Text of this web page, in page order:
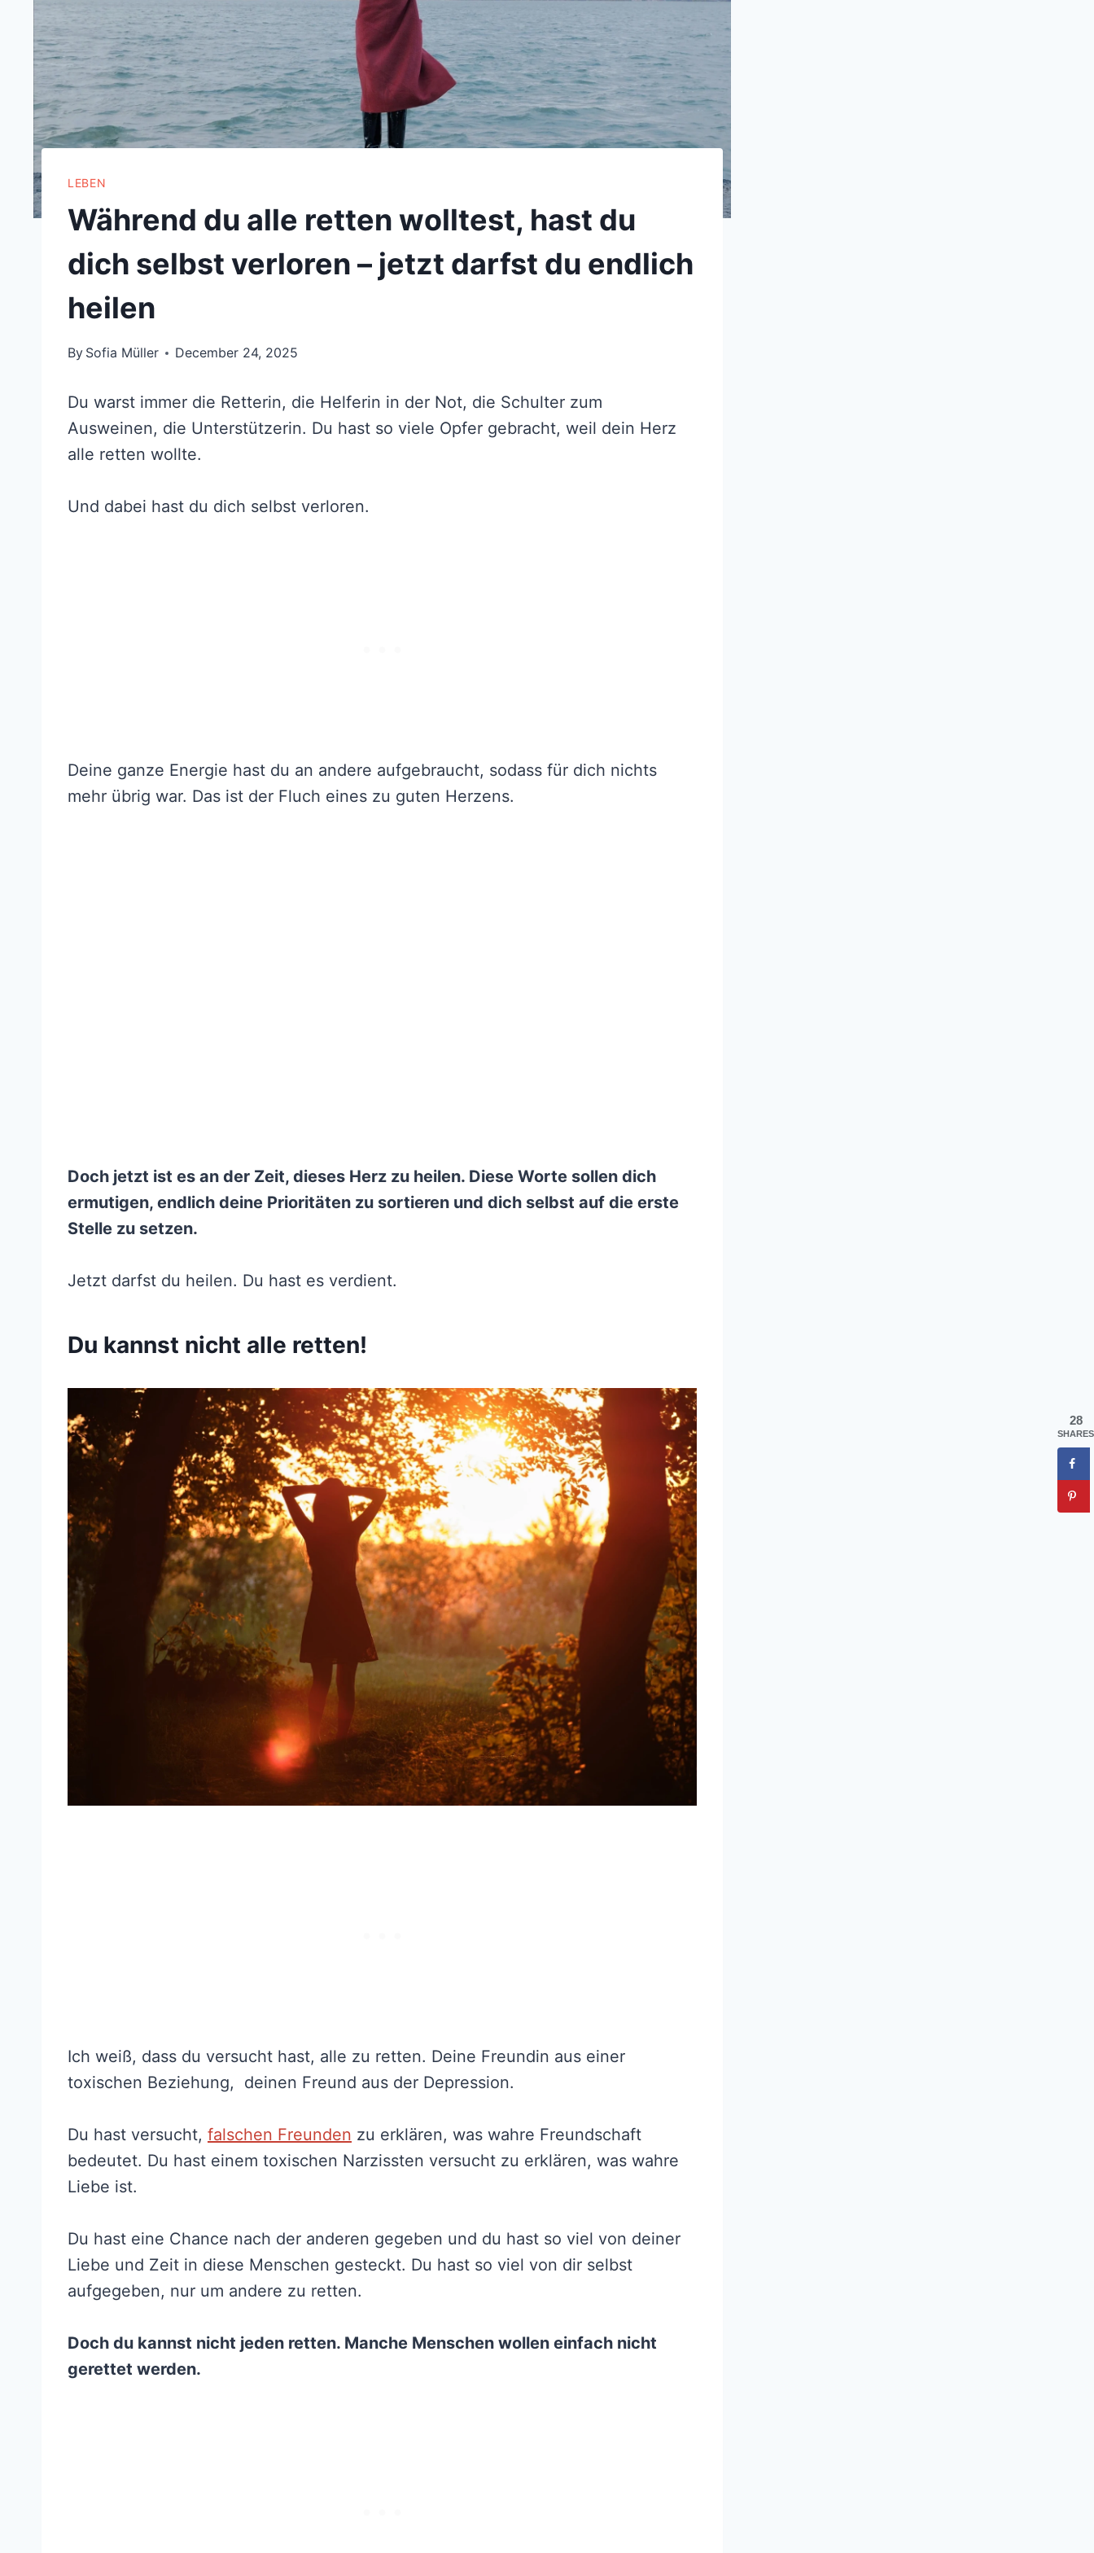
LEBEN
Während du alle retten wolltest, hast du
dich selbst verloren – jetzt darfst du endlich
heilen
By Sofia Müller December 24, 2025
Du warst immer die Retterin, die Helferin in der Not, die Schulter zum
Ausweinen, die Unterstützerin. Du hast so viele Opfer gebracht, weil dein Herz
alle retten wollte.
Und dabei hast du dich selbst verloren.
Deine ganze Energie hast du an andere aufgebraucht, sodass für dich nichts
mehr übrig war. Das ist der Fluch eines zu guten Herzens.
Doch jetzt ist es an der Zeit, dieses Herz zu heilen. Diese Worte sollen dich
ermutigen, endlich deine Prioritäten zu sortieren und dich selbst auf die erste
Stelle zu setzen.
Jetzt darfst du heilen. Du hast es verdient.
Du kannst nicht alle retten!
Ich weiß, dass du versucht hast, alle zu retten. Deine Freundin aus einer
toxischen Beziehung, deinen Freund aus der Depression.
Du hast versucht, falschen Freunden zu erklären, was wahre Freundschaft
bedeutet. Du hast einem toxischen Narzissten versucht zu erklären, was wahre
Liebe ist.
Du hast eine Chance nach der anderen gegeben und du hast so viel von deiner
Liebe und Zeit in diese Menschen gesteckt. Du hast so viel von dir selbst
aufgegeben, nur um andere zu retten.
Doch du kannst nicht jeden retten. Manche Menschen wollen einfach nicht
gerettet werden.
28
SHARES